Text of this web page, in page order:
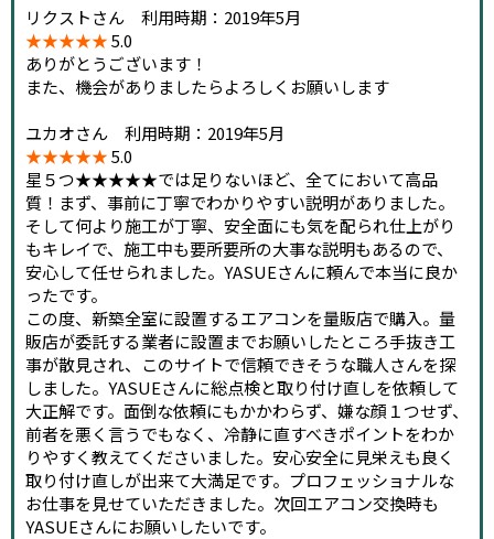
リクストさん 利用時期：2019年5月
★★★★★5.0
ありがとうございます！
また、機会がありましたらよろしくお願いします
ユカオさん 利用時期：2019年5月
★★★★★5.0
星５つ★★★★★では足りないほど、全てにおいて高品
質！まず、事前に丁寧でわかりやすい説明がありました。
そして何より施工が丁寧、安全面にも気を配られ仕上がり
もキレイで、施工中も要所要所の大事な説明もあるので、
安心して任せられました。YASUEさんに頼んで本当に良か
ったです。
この度、新築全室に設置するエアコンを量販店で購入。量
販店が委託する業者に設置までお願いしたところ手抜き工
事が散見され、このサイトで信頼できそうな職人さんを探
しました。YASUEさんに総点検と取り付け直しを依頼して
大正解です。面倒な依頼にもかかわらず、嫌な顔１つせず、
前者を悪く言うでもなく、冷静に直すべきポイントをわか
りやすく教えてくださいました。安心安全に見栄えも良く
取り付け直しが出来て大満足です。プロフェッショナルな
お仕事を見せていただきました。次回エアコン交換時も
YASUEさんにお願いしたいです。